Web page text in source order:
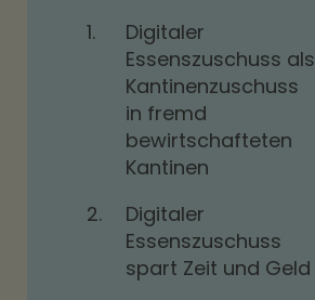
1.
Digitaler
Essenszuschuss als
Kantinenzuschuss
in fremd
bewirtschafteten
Kantinen
2.
Digitaler
Essenszuschuss
spart Zeit und Geld